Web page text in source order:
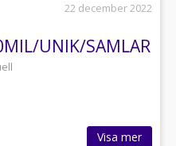
22 december 2022
UNIK/
Visa mer